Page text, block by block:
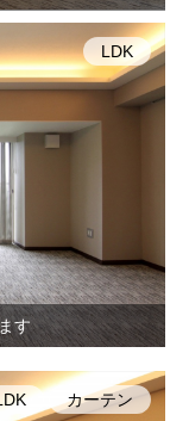
す
LDK
カーテン